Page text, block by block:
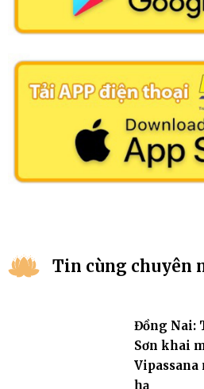
Tin cùng chuyên
Đồng Nai:
Sơn khai
Vipassana
hạ